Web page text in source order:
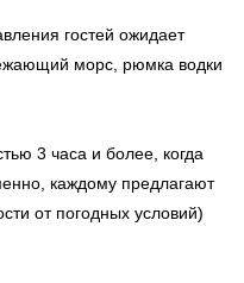
гостей ожидает
морс, рюмка водки
3 часа и более, когда
каждому предлагают
от погодных условий)